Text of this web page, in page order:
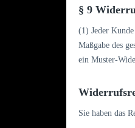
§ 9
(1) Jeder
Maßgabe des
ein Muster-
Sie haben das